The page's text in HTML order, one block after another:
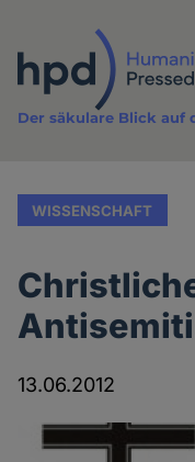
Inhalt
Der säkulare Blick auf
WISSENSCHAFT
13.06.2012